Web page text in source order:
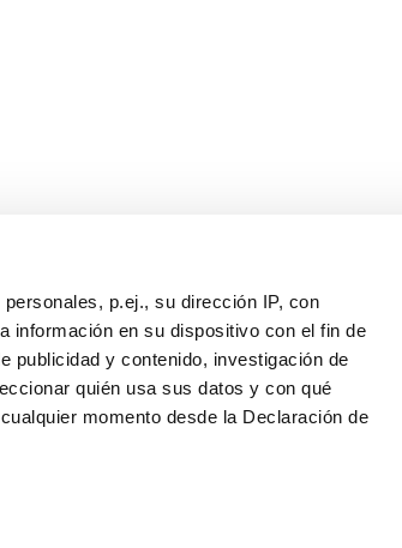
p.ej., su dirección IP, con
información en su dispositivo con el fin de
publicidad y contenido, investigación de
quién usa sus datos y con qué
momento desde la Declaración de